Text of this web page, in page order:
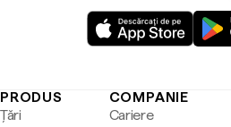
PRODUS
Țări
COMPANIE
Cariere